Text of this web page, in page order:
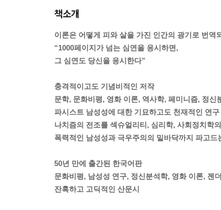
책소개
이론은 어떻게 피와 살을 가진 인간의 광기로 번역
“1000페이지가 넘는 심연을 응시하면,
그 심연도 당신을 응시한다”
충격적이고도 기념비적인 저작
문학, 문화비평, 영화 이론, 역사학, 페미니즘, 정신
파시스트 남성성에 대한 기묘하고도 천재적인 연구
나치즘의 전조를 섹슈얼리티, 심리학, 사회정치학
폭력적인 남성성과 극우주의의 밑바닥까지 파고드
50년 만에 출간된 한국어판
문화비평, 남성성 연구, 정신분석학, 영화 이론, 젠
잔혹하고 고딕적인 산문시